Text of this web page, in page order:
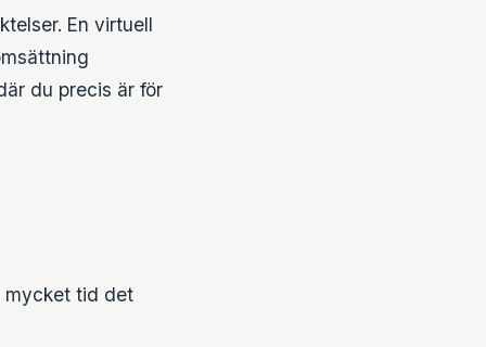
En virtuell
du precis är för
mycket tid det